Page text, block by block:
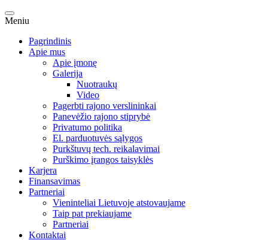
Meniu
Pagrindinis
Apie mus
Apie įmonę
Galerija
Nuotraukų
Video
Pagerbti rajono verslininkai
Panevėžio rajono stiprybė
Privatumo politika
El. parduotuvės sąlygos
Purkštuvų tech. reikalavimai
Purškimo įrangos taisyklės
Karjera
Finansavimas
Partneriai
Vieninteliai Lietuvoje atstovaujame
Taip pat prekiaujame
Partneriai
Kontaktai